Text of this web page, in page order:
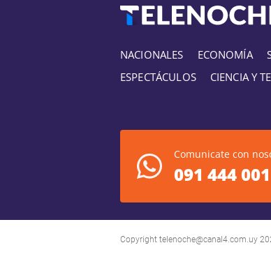
NACIONALES ECONOMÍA
ESPECTÁCULOS
CIENCIA Y
Comunicate con
091 444 001
Copyright telenoche@canal4.com.uy